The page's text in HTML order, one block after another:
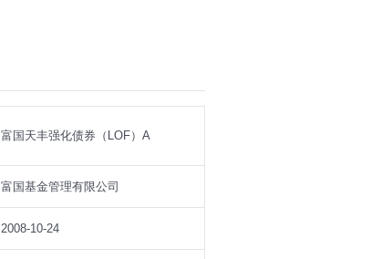
富国天丰强化债券（LOF）A
富国基金管理有限公司
2008-10-24